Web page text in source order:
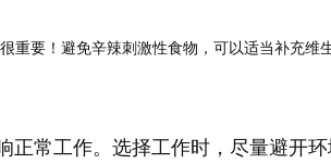
重要！避免辛辣刺激性食物，可以适当补充维
正常工作。选择工作时，尽量避开